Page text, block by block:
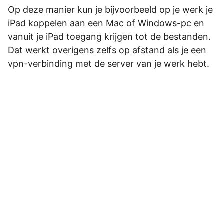
Op deze manier kun je bijvoorbeeld op je werk je
iPad koppelen aan een Mac of Windows-pc en
vanuit je iPad toegang krijgen tot de bestanden.
Dat werkt overigens zelfs op afstand als je een
vpn-verbinding met de server van je werk hebt.